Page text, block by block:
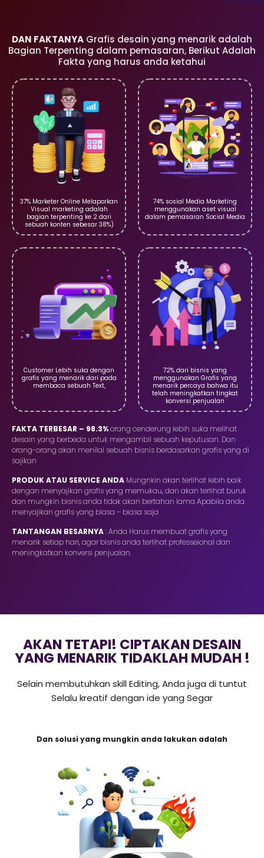
DAN FAKTANYA Grafis desain yang menarik adalah
Bagian Terpenting dalam pemasaran, Berikut Adalah
Fakta yang harus anda ketahui
37% Marketer Online Melaporkan
Visual marketing adalah
bagian terpenting ke 2 dari
sebuah konten sebesar 38%)
74% sosial Media Marketing
menggunakan aset visual
dalam pemasaran Social Media
Customer Lebih suka dengan
grafis yang menarik dari pada
membaca sebuah Text,
72% dari bisnis yang
menggunakan Grafis yang
menarik percaya bahwa itu
telah meningkatkan tingkat
konversi penjualan
FAKTA TERBESAR – 98.3%orang cenderung lebih suka melihat
desain yang berbeda untuk mengambil sebuah keputusan. Dan
orang-orang akan menilai sebuah bisnis berdasarkan grafis yang di
sajikan
PRODUK ATAU SERVICE ANDA Mungnkin akan terlihat lebih baik
dengan menyajikan grafis yang memukau, dan akan terlihat buruk
dan mungkin bisnis anda tidak akan bertahan lama Apabila anda
menyajikan grafis yang biasa – biasa saja
TANTANGAN BESARNYA: Anda Harus membuat grafis yang
menarik setiap hari, agar bisnis anda terlihat professeional dan
meningkatkan konversi penjualan.
AKAN TETAPI! CIPTAKAN DESAIN
YANG MENARIK TIDAKLAH MUDAH !
Selain membutuhkan skill Editing, Anda juga di tuntut
Selalu kreatif dengan ide yang Segar
Dan solusi yang mungkin anda lakukan adalah